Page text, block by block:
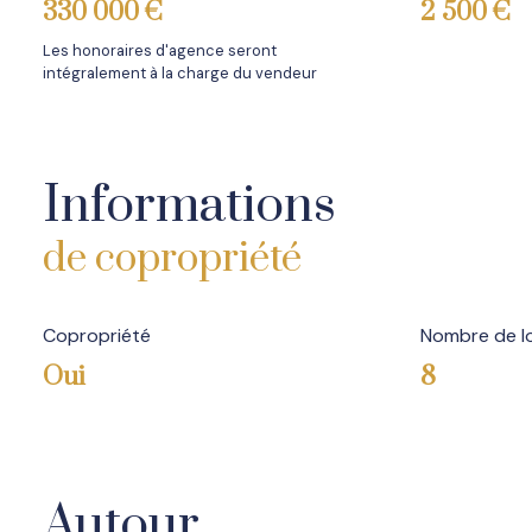
330 000 €
Les honoraires d'agence seront
intégralement à la charge du vendeur
2 500 €
Informations
de copropriété
Copropriété
Oui
Nombre de
8